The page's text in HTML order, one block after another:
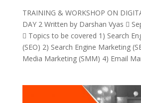
TRAINING & WORKSHOP ON
DAY 2 Written by Darshan Vyas 
 Topics to be covered 1) Search
(SEO) 2) Search Engine Marketing
Media Marketing (SMM) 4) Email